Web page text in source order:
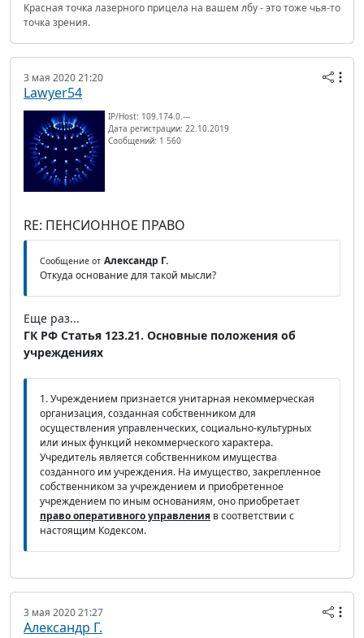
Красная точка лазерного прицела на вашем лбу - это тоже чья-то
точка зрения.
3 мая 2020 21:20
Lawyer54
IP/Host: 109.174.0.---
Дата регистрации: 22.10.2019
Сообщений: 1 560
RE: ПЕНСИОННОЕ ПРАВО
Сообщение от Александр Г.
Откуда основание для такой мысли?
Еще раз...
ГК РФ Статья 123.21. Основные положения об
учреждениях
1. Учреждением признается унитарная некоммерческая
организация, созданная собственником для
осуществления управленческих, социально-культурных
или иных функций некоммерческого характера.
Учредитель является собственником имущества
созданного им учреждения. На имущество, закрепленное
собственником за учреждением и приобретенное
учреждением по иным основаниям, оно приобретает
право оперативного управления в соответствии с
настоящим Кодексом.
3 мая 2020 21:27
Александр Г.